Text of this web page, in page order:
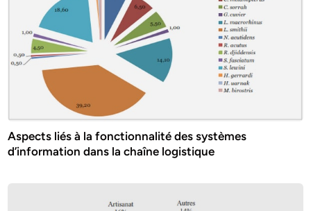
Aspects liés à la fonctionnalité des systèmes
d’information dans la chaîne logistique